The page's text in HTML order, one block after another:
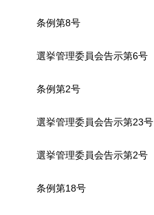
条例第8号
選挙管理委員会告示第6号
条例第2号
選挙管理委員会告示第23号
選挙管理委員会告示第2号
条例第18号